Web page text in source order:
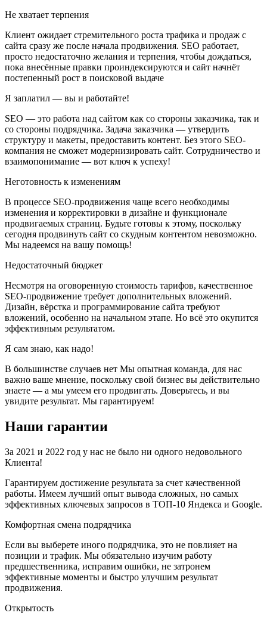
Не хватает терпения
Клиент ожидает стремительного роста трафика и продаж с
сайта сразу же после начала продвижения. SEO работает,
просто недостаточно желания и терпения, чтобы дождаться,
пока внесённые правки проиндексируются и сайт начнёт
постепенный рост в поисковой выдаче
Я заплатил — вы и работайте!
SEO — это работа над сайтом как со стороны заказчика, так и
со стороны подрядчика. Задача заказчика — утвердить
структуру и макеты, предоставить контент. Без этого SEO-
компания не сможет модернизировать сайт. Сотрудничество и
взаимопонимание — вот ключ к успеху!
Неготовность к изменениям
В процессе SEO-продвижения чаще всего необходимы
изменения и корректировки в дизайне и функционале
продвигаемых страниц. Будьте готовы к этому, поскольку
сегодня продвинуть сайт со скудным контентом невозможно.
Мы надеемся на вашу помощь!
Недостаточный бюджет
Несмотря на оговоренную стоимость тарифов, качественное
SEO-продвижение требует дополнительных вложений.
Дизайн, вёрстка и программирование сайта требуют
вложений, особенно на начальном этапе. Но всё это окупится
эффективным результатом.
Я сам знаю, как надо!
В большинстве случаев нет Мы опытная команда, для нас
важно ваше мнение, поскольку свой бизнес вы действительно
знаете — а мы умеем его продвигать. Доверьтесь, и вы
увидите результат. Мы гарантируем!
Наши гарантии
За 2021 и 2022 год у нас не было ни одного недовольного
Клиента!
Гарантируем достижение результата за счет качественной
работы. Имеем лучший опыт вывода сложных, но самых
эффективных ключевых запросов в ТОП-10 Яндекса и Google.
Комфортная смена подрядчика
Если вы выберете иного подрядчика, это не повлияет на
позиции и трафик. Мы обязательно изучим работу
предшественника, исправим ошибки, не затронем
эффективные моменты и быстро улучшим результат
продвижения.
Открытость